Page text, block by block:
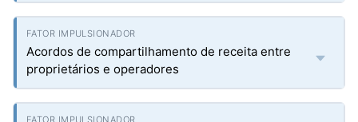
Acordos de compartilhamento de receita entre
proprietários e operadores